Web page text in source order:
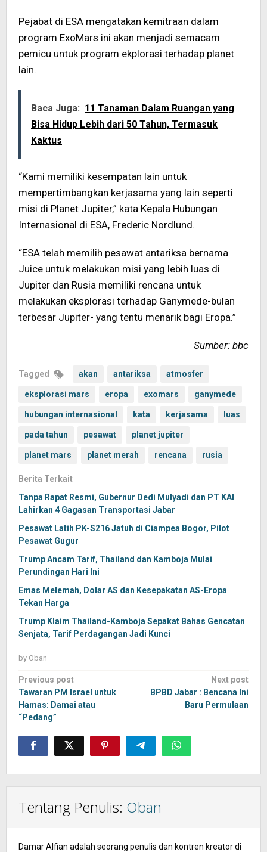
Pejabat di ESA mengatakan kemitraan dalam
program ExoMars ini akan menjadi semacam
pemicu untuk program ekplorasi terhadap planet
lain.
Baca Juga: 11 Tanaman Dalam Ruangan yang
Bisa Hidup Lebih dari 50 Tahun, Termasuk
Kaktus
“Kami memiliki kesempatan lain untuk
mempertimbangkan kerjasama yang lain seperti
misi di Planet Jupiter,” kata Kepala Hubungan
Internasional di ESA, Frederic Nordlund.
“ESA telah memilih pesawat antariksa bernama
Juice untuk melakukan misi yang lebih luas di
Jupiter dan Rusia memiliki rencana untuk
melakukan eksplorasi terhadap Ganymede-bulan
terbesar Jupiter- yang tentu menarik bagi Eropa.”
Sumber: bbc
Tagged akan antariksa atmosfer
eksplorasi mars eropa exomars ganymede
hubungan internasional kata kerjasama luas
pada tahun pesawat planet jupiter
planet mars planet merah rencana rusia
Berita Terkait
Tanpa Rapat Resmi, Gubernur Dedi Mulyadi dan PT KAI
Lahirkan 4 Gagasan Transportasi Jabar
Pesawat Latih PK-S216 Jatuh di Ciampea Bogor, Pilot
Pesawat Gugur
Trump Ancam Tarif, Thailand dan Kamboja Mulai
Perundingan Hari Ini
Emas Melemah, Dolar AS dan Kesepakatan AS-Eropa
Tekan Harga
Trump Klaim Thailand-Kamboja Sepakat Bahas Gencatan
Senjata, Tarif Perdagangan Jadi Kunci
by Oban
Post
navigation
Previous post
Tawaran PM Israel untuk
Hamas: Damai atau
“Pedang”
Next post
BPBD Jabar : Bencana Ini
Baru Permulaan
Tentang Penulis: Oban
Damar Alfian adalah seorang penulis dan kontren kreator di